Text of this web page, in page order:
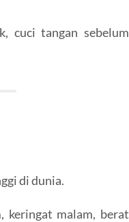
cuci tangan sebelum
di dunia.
keringat malam, berat